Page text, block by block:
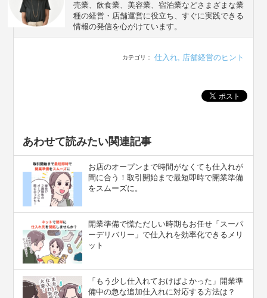
売業、飲食業、美容業、宿泊業などさまざまな業
種の経営・店舗運営に役立ち、すぐに実践できる
情報の発信を心がけています。
カテゴリ： 仕入れ, 店舗経営のヒント
あわせて読みたい関連記事
お店のオープンまで時間がなくても仕入れが
間に合う！取引開始まで最短即時で開業準備
をスムーズに。
開業準備で慌ただしい時期もお任せ「スーパ
ーデリバリー」で仕入れを効率化できるメリ
ット
「もう少し仕入れておけばよかった」開業準
備中の急な追加仕入れに対応する方法は？